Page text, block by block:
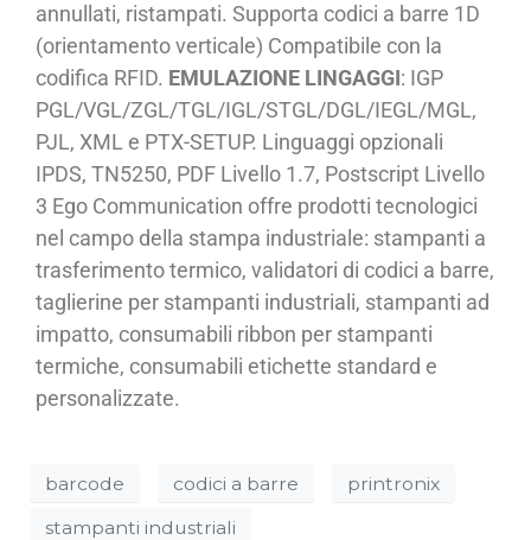
annullati, ristampati. Supporta codici a barre 1D
(orientamento verticale) Compatibile con la
codifica RFID. EMULAZIONE LINGAGGI: IGP
PGL/VGL/ZGL/TGL/IGL/STGL/DGL/IEGL/MGL,
PJL, XML e PTX-SETUP. Linguaggi opzionali
IPDS, TN5250, PDF Livello 1.7, Postscript Livello
3 Ego Communication offre prodotti tecnologici
nel campo della stampa industriale: stampanti a
trasferimento termico, validatori di codici a barre,
taglierine per stampanti industriali, stampanti ad
impatto, consumabili ribbon per stampanti
termiche, consumabili etichette standard e
personalizzate.
barcode codici a barre
printronix
stampanti industriali